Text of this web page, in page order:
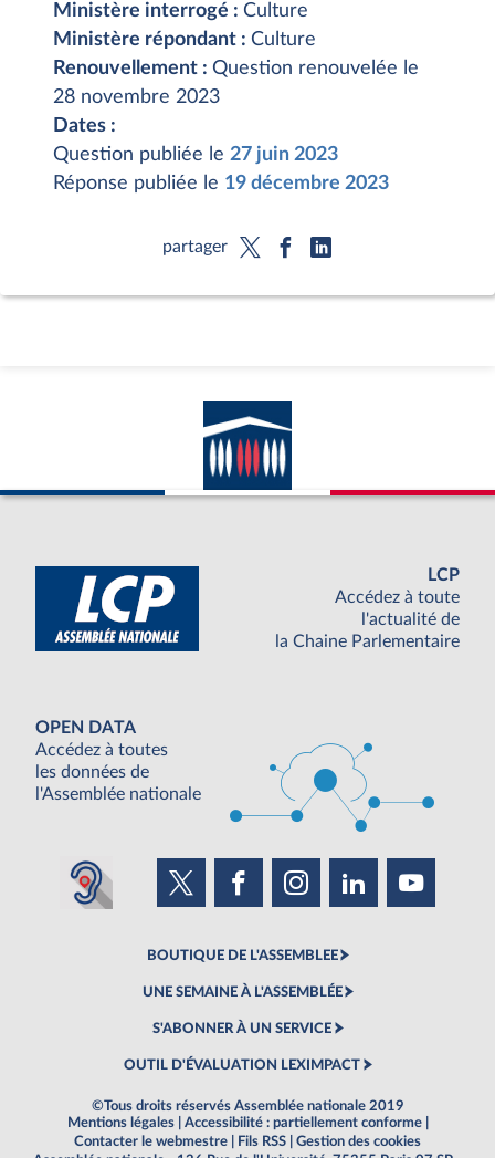
Ministère interrogé : Culture
Ministère répondant : Culture
Renouvellement : Question renouvelée le
28 novembre 2023
Dates :
Question publiée le 27 juin 2023
Réponse publiée le 19 décembre 2023
partager
LCP
Accédez à toute
l'actualité de
la Chaine Parlementaire
OPEN DATA
Accédez à toutes
les données de
l'Assemblée nationale
BOUTIQUE DE L'ASSEMBLEE
UNE SEMAINE À L'ASSEMBLÉE
S'ABONNER À UN SERVICE
OUTIL D'ÉVALUATION LEXIMPACT
©Tous droits réservés Assemblée nationale 2019
Mentions légales
Accessibilité : partiellement conforme
Contacter le webmestre
Fils RSS
Gestion des cookies